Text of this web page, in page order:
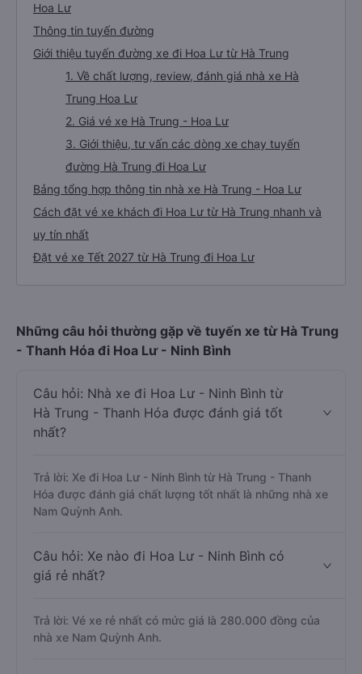
Hoa Lư
Thông tin tuyến đường
Giới thiệu tuyến đường xe đi Hoa Lư từ Hà Trung
1. Về chất lượng, review, đánh giá nhà xe Hà
Trung Hoa Lư
2. Giá vé xe Hà Trung - Hoa Lư
3. Giới thiệu, tư vấn các dòng xe chạy tuyến
đường Hà Trung đi Hoa Lư
Bảng tổng hợp thông tin nhà xe Hà Trung - Hoa Lư
Cách đặt vé xe khách đi Hoa Lư từ Hà Trung nhanh và
uy tín nhất
Đặt vé xe Tết 2027 từ Hà Trung đi Hoa Lư
Những câu hỏi thường gặp về tuyến xe từ Hà Trung
- Thanh Hóa đi Hoa Lư - Ninh Bình
Câu hỏi: Nhà xe đi Hoa Lư - Ninh Bình từ
Hà Trung - Thanh Hóa được đánh giá tốt
nhất?
Trả lời: Xe đi Hoa Lư - Ninh Bình từ Hà Trung - Thanh
Hóa được đánh giá chất lượng tốt nhất là những nhà xe
Nam Quỳnh Anh.
Câu hỏi: Xe nào đi Hoa Lư - Ninh Bình có
giá rẻ nhất?
Trả lời: Vé xe rẻ nhất có mức giá là 280.000 đồng của
nhà xe Nam Quỳnh Anh.